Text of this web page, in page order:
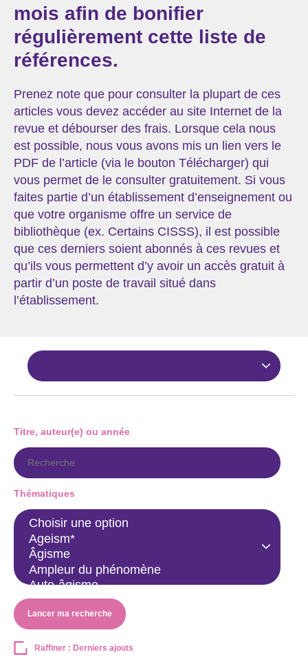
mois afin de bonifier
régulièrement cette liste de
références.
Prenez note que pour consulter la plupart de ces
articles vous devez accéder au site Internet de la
revue et débourser des frais. Lorsque cela nous
est possible, nous vous avons mis un lien vers le
PDF de l’article (via le bouton Télécharger) qui
vous permet de le consulter gratuitement. Si vous
faites partie d’un établissement d’enseignement ou
que votre organisme offre un service de
bibliothèque (ex. Certains CISSS), il est possible
que ces derniers soient abonnés à ces revues et
qu’ils vous permettent d’y avoir un accès gratuit à
partir d’un poste de travail situé dans
l’établissement.
Titre, auteur(e) ou année
Thématiques
Lancer ma recherche
Raffiner : Derniers ajouts